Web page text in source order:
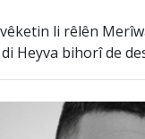
li rêlên
Heyva bihorî de